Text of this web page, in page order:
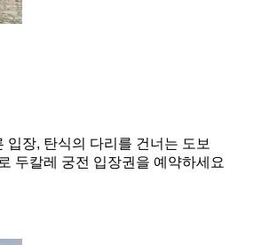
입장, 탄식의 다리를 건너는 도보
두칼레 궁전 입장권을 예약하세요